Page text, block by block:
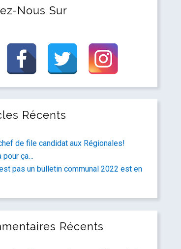
Nous Sur
Récents
de file candidat aux Régionales!
pour ça…
pas un bulletin communal 2022 est en
Récents